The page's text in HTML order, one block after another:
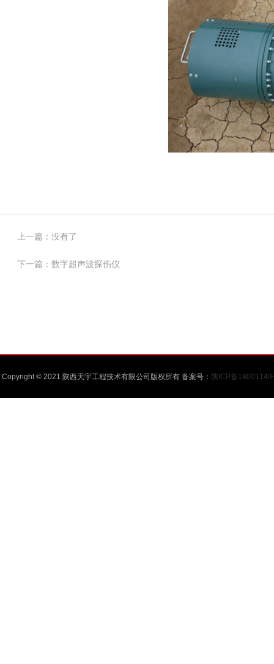
上一篇：没有了
下一篇： 数字超声波探伤仪
Copyright © 2021 陕西天宇工程技术有限公司版权所有 备案号： 陕ICP备18001149